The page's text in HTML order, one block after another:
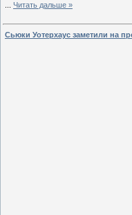
Читать дальше »
Сьюки Уотерхаус заметили на